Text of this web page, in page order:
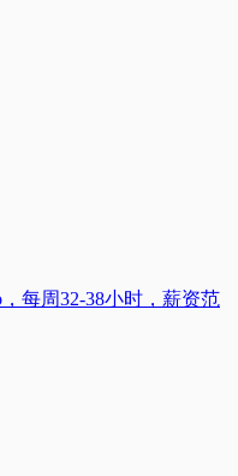
每周32-38小时，薪资范